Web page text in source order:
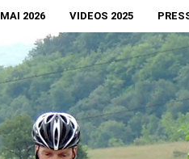
2026 VIDEOS 2025